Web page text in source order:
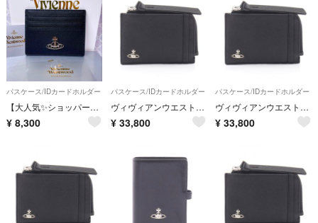
パスケース/IDカードホルダー
【大人気✨️ショッパー付】ヴィヴィアン・ウエストウッド カードケース ブラック
¥ 8,300
パスケース/IDカードホルダー
ヴィヴィアンウエストウッド Vivienne Westwood CARD HOLDER WITH ZIP オーブ カードケース アクセサリー フェイクレザー レディース ブラック系 5402000YUS0021N401 【新品】
¥ 33,800
パスケース/IDカードホルダー
ヴィヴィアンウエストウッド Vivienne Westwood CARD HOLDER WITH ZIP オーブ カードケース アクセサリー フェイクレザー レディース ブラック系 5402000YUS0021N401 【新品】
¥ 33,800